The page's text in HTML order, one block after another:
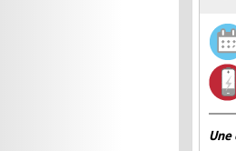
Une